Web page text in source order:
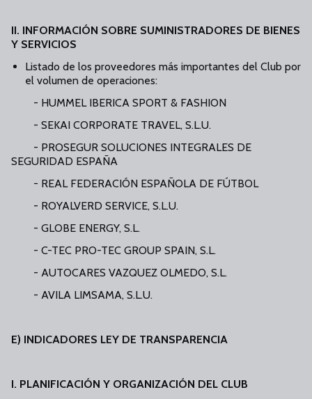
II. INFORMACIÓN SOBRE SUMINISTRADORES DE BIENES
Y SERVICIOS
Listado de los proveedores más importantes del Club por
el volumen de operaciones:
- HUMMEL IBERICA SPORT & FASHION
- SEKAI CORPORATE TRAVEL, S.L.U.
- PROSEGUR SOLUCIONES INTEGRALES DE
SEGURIDAD ESPAÑA
- REAL FEDERACIÓN ESPAÑOLA DE FÚTBOL
- ROYALVERD SERVICE, S.L.U.
- GLOBE ENERGY, S.L.
- C-TEC PRO-TEC GROUP SPAIN, S.L.
- AUTOCARES VAZQUEZ OLMEDO, S.L.
- AVILA LIMSAMA, S.L.U.
E) INDICADORES LEY DE TRANSPARENCIA
I. PLANIFICACIÓN Y ORGANIZACIÓN DEL CLUB